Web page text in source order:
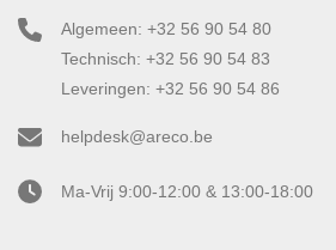
Algemeen: +32 56 90 54 80
Technisch: +32 56 90 54 83
Leveringen: +32 56 90 54 86
helpdesk@areco.be
Ma-Vrij 9:00-12:00 & 13:00-18:00